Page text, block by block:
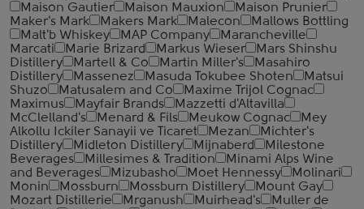
Maison Gautier
Maison Mauxion
Maison Prunier
Maker's Mark
Makers Mark Malecon
Mallows Bottling
Malt'b Whiskey
MAP Company
Marancheville
Marcati
Marie Brizard Markus Wieser
Mars Shinshu
Distillery
Martell & Co Martin Miller's
Masahiro
Distillery
Massenez Masuda Tokubee Shoten
Matsui
Shuzo
Matusalem and Co
Maxime Trijol Cognac
Maximus
Mayfair Brands
Mazzetti d'Altavilla
McClelland's
Menard & Fils Meukow Cognac
Mey
Alkollu Ickiler Sanayii ve Ticaret
Mezan
Michter's
Distillery
Midleton Distillery Mijnaberd
Milestone
Beverages
Millesimes & Tradition
Minami Alps Wine
and Beverages
Mizubasho Moet Hennessy
Molinari
Monin
Mossburn Mossburn Distillery
Mount Gay
Mozart Distillerie
Mrganush Muirhead's
Muller de